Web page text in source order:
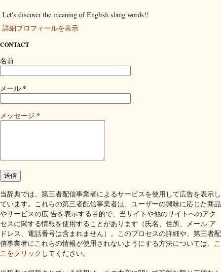
Let's discover the meaning of English slang words!!
詳細プロフィールを表示
CONTACT
名前
メール *
メッセージ *
当辞典では、第三者配信事業者によるサービスを使用して広告を表示し
ています。これらの第三者配信事業者は、ユーザーの興味に応じた商品
やサービスの広 告を表示する目的で、当サイトや他のサイトへのアク
セスに関する情報を使用することがあります（氏名、住所、メール ア
ドレス、電話番号は含まれません）。このプロセスの詳細や、第三者配
信事業者にこれらの情報が使用されないようにする方法については、
こ
こをクリック してください。